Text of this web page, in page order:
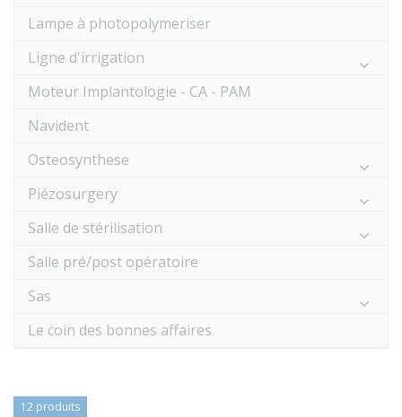
Lampe à photopolymeriser
Ligne d'irrigation
Moteur Implantologie - CA - PAM
Navident
Osteosynthese
Piézosurgery
Salle de stérilisation
Salle pré/post opératoire
Sas
Le coin des bonnes affaires
12 produits